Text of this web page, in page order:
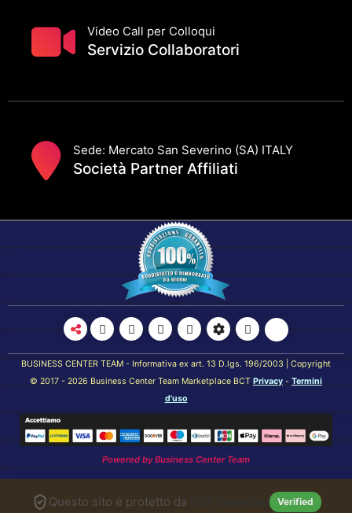
Video Call per Colloqui
Servizio Collaboratori
Sede: Mercato San Severino (SA) ITALY
Società Partner Affiliati
BUSINESS CENTER TEAM - Informativa ex art. 13 D.lgs. 196/2003 | Copyright
© 2017 - 2026 Business Center Team Marketplace BCT Privacy - Termini
d'uso
Powered byBusiness Center Team
Questo sito è protetto da Verified